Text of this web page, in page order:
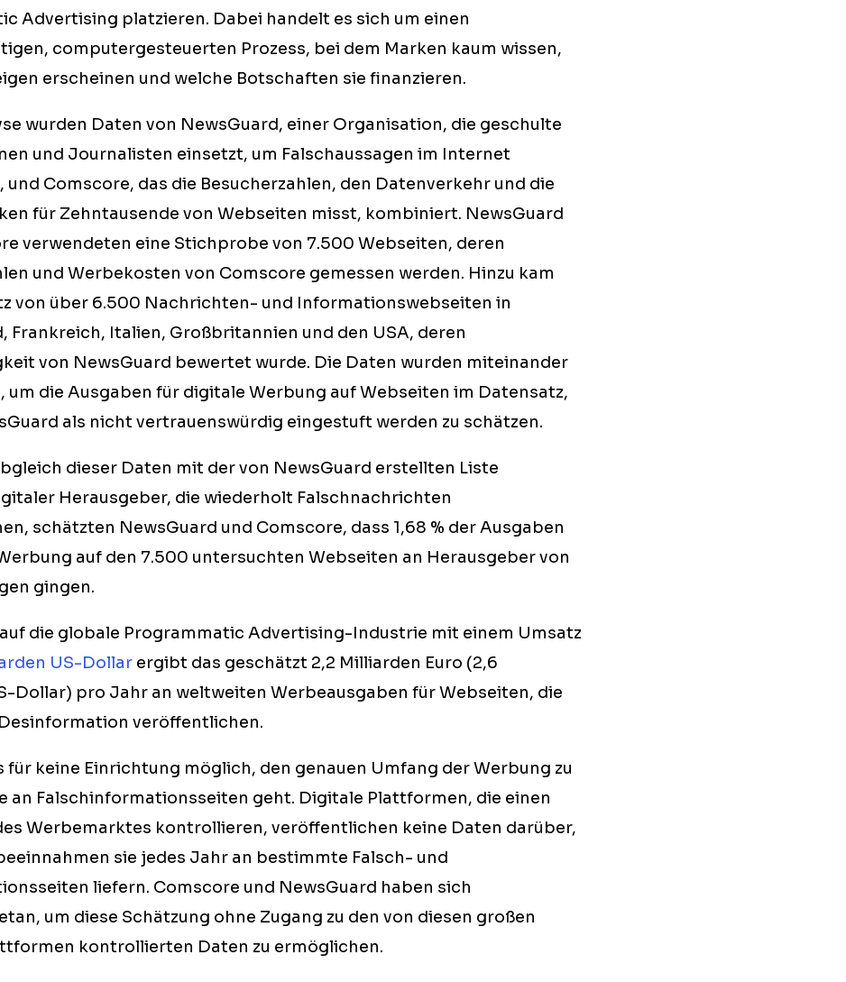
Advertising platzieren. Dabei handelt es sich um einen
computergesteuerten Prozess, bei dem Marken kaum wissen,
erscheinen und welche Botschaften sie finanzieren.
wurden Daten von NewsGuard, einer Organisation, die geschulte
und Journalisten einsetzt, um Falschaussagen im Internet
und Comscore, das die Besucherzahlen, den Datenverkehr und die
für Zehntausende von Webseiten misst, kombiniert. NewsGuard
verwendeten eine Stichprobe von 7.500 Webseiten, deren
und Werbekosten von Comscore gemessen werden. Hinzu kam
von über 6.500 Nachrichten- und Informationswebseiten in
Frankreich, Italien, Großbritannien und den USA, deren
von NewsGuard bewertet wurde. Die Daten wurden miteinander
um die Ausgaben für digitale Werbung auf Webseiten im Datensatz,
als nicht vertrauenswürdig eingestuft werden zu schätzen.
dieser Daten mit der von NewsGuard erstellten Liste
Herausgeber, die wiederholt Falschnachrichten
schätzten NewsGuard und Comscore, dass 1,68 % der Ausgaben
auf den 7.500 untersuchten Webseiten an Herausgeber von
gingen.
die globale Programmatic Advertising-Industrie mit einem Umsatz
US-Dollar ergibt das geschätzt 2,2 Milliarden Euro (2,6
Dollar) pro Jahr an weltweiten Werbeausgaben für Webseiten, die
veröffentlichen.
für keine Einrichtung möglich, den genauen Umfang der Werbung zu
an Falschinformationsseiten geht. Digitale Plattformen, die einen
Werbemarktes kontrollieren, veröffentlichen keine Daten darüber,
sie jedes Jahr an bestimmte Falsch- und
liefern. Comscore und NewsGuard haben sich
um diese Schätzung ohne Zugang zu den von diesen großen
kontrollierten Daten zu ermöglichen.